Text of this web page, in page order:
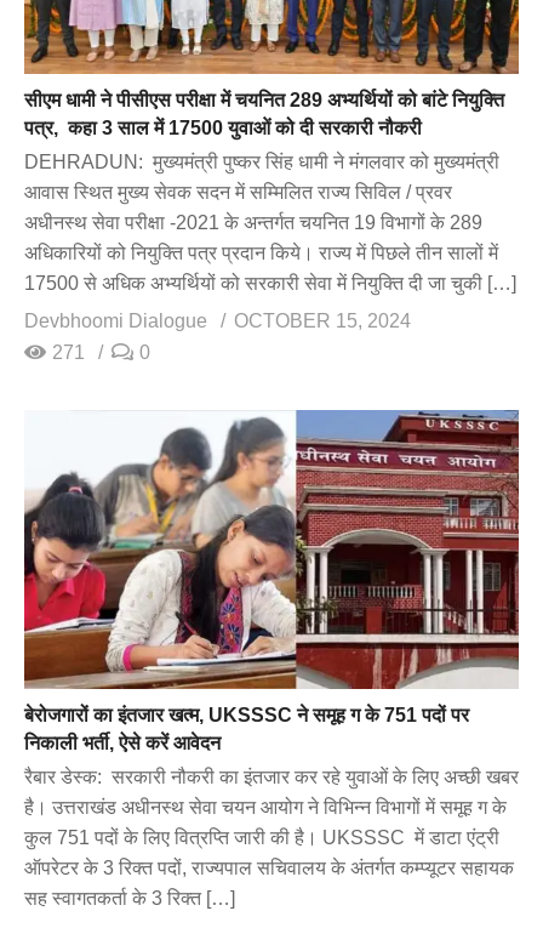
सीएम धामी ने पीसीएस परीक्षा में चयनित 289 अभ्यर्थियों को बांटे नियुक्ति
पत्र, कहा 3 साल में 17500 युवाओं को दी सरकारी नौकरी
DEHRADUN: मुख्यमंत्री पुष्कर सिंह धामी ने मंगलवार को मुख्यमंत्री
आवास स्थित मुख्य सेवक सदन में सम्मिलित राज्य सिविल / प्रवर
अधीनस्थ सेवा परीक्षा -2021 के अन्तर्गत चयनित 19 विभागों के 289
अधिकारियों को नियुक्ति पत्र प्रदान किये। राज्य में पिछले तीन सालों में
17500 से अधिक अभ्यर्थियों को सरकारी सेवा में नियुक्ति दी जा चुकी […]
Devbhoomi Dialogue
OCTOBER 15, 2024
271
0
बेरोजगारों का इंतजार खत्म, UKSSSC ने समूह ग के 751 पदों पर
निकाली भर्ती, ऐसे करें आवेदन
रैबार डेस्क: सरकारी नौकरी का इंतजार कर रहे युवाओं के लिए अच्छी खबर
है। उत्तराखंड अधीनस्थ सेवा चयन आयोग ने विभिन्न विभागों में समूह ग के
कुल 751 पदों के लिए वित्रप्ति जारी की है। UKSSSC में डाटा एंट्री
ऑपरेटर के 3 रिक्त पदों, राज्यपाल सचिवालय के अंतर्गत कम्प्यूटर सहायक
सह स्वागतकर्ता के 3 रिक्त […]